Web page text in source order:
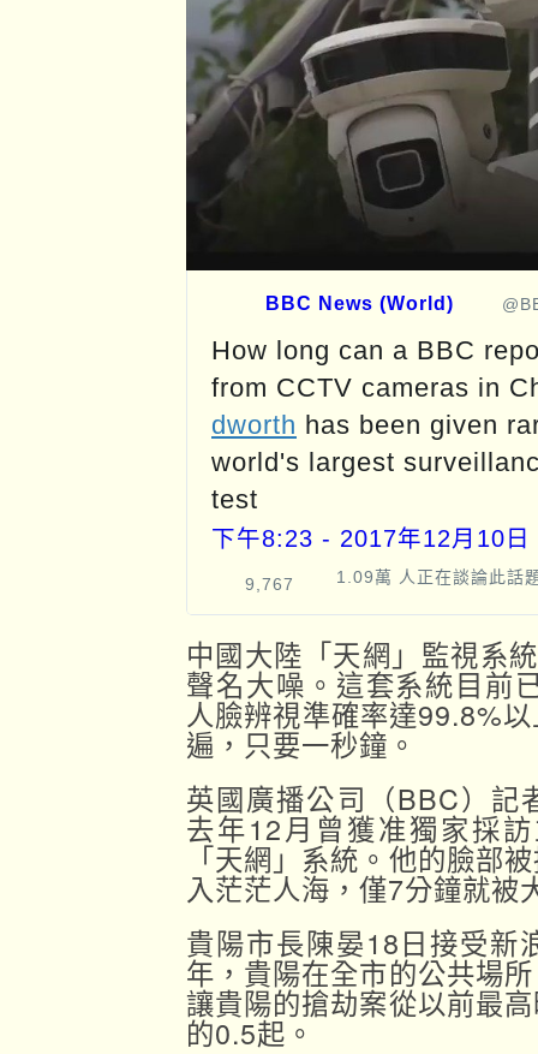
BBC News (World) ✔
How long can a BBC
from CCTV cameras in
dworth has been given
world's largest
test
下午8:23 - 2017年12月10日
9,767 1.09萬 人正在談論此話
Twitter 廣告資訊與隱私
中國大陸「天網」監視系
聲名大噪。這套系統目前
人臉辨視準確率達99.8%
遍，只要一秒鐘。
英國廣播公司（BBC）
去年12月曾獲准獨家採
「天網」系統。他的臉部
入茫茫人海，僅7分鐘就被
貴陽市長陳晏18日接受新
年，貴陽在全市的公共場
讓貴陽的搶劫案從以前最
的0.5起。